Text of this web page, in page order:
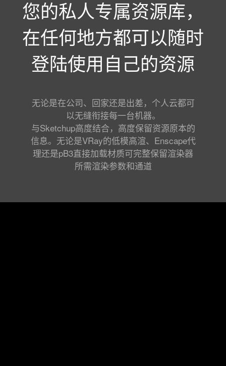
您的私人专属资源库，
在任何地方都可以随时
登陆使用自己的资源
无论是在公司、回家还是出差，个人云都可
以无缝衔接每一台机器。
与Sketchup高度结合，高度保留资源原本的
信息。无论是VRay的低模高渲、Enscape代
理还是pB3直接加载材质可完整保留渲染器
所需渲染参数和通道